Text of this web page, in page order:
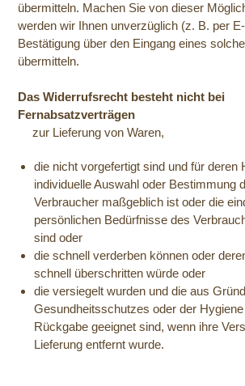
übermitteln. Machen Sie von dieser
werden wir Ihnen unverzüglich (z. B. per
Bestätigung über den Eingang eines
übermitteln.
Das Widerrufsrecht besteht nicht bei
Fernabsatzverträgen
zur Lieferung von Waren,
die nicht vorgefertigt sind und für deren
individuelle Auswahl oder Bestimmung
Verbraucher maßgeblich ist oder die
persönlichen Bedürfnisse des
sind oder
die schnell verderben können oder
schnell überschritten würde oder
die versiegelt wurden und die aus
Gesundheitsschutzes oder der
Rückgabe geeignet sind, wenn ihre
Lieferung entfernt wurde.